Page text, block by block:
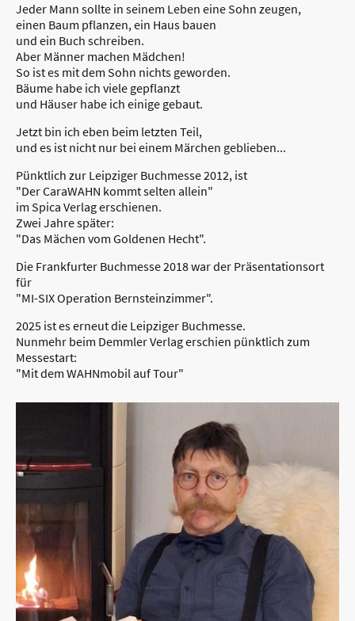
Jeder Mann sollte in seinem Leben eine Sohn zeugen,
einen Baum pflanzen, ein Haus bauen
und ein Buch schreiben.
Aber Männer machen Mädchen!
So ist es mit dem Sohn nichts geworden.
Bäume habe ich viele gepflanzt
und Häuser habe ich einige gebaut.
Jetzt bin ich eben beim letzten Teil,
und es ist nicht nur bei einem Märchen geblieben...
Pünktlich zur Leipziger Buchmesse 2012, ist
"Der CaraWAHN kommt selten allein"
im Spica Verlag erschienen.
Zwei Jahre später:
"Das Mächen vom Goldenen Hecht".
Die Frankfurter Buchmesse 2018 war der Präsentationsort
für
"MI-SIX Operation Bernsteinzimmer".
2025 ist es erneut die Leipziger Buchmesse.
Nunmehr beim Demmler Verlag erschien pünktlich zum
Messestart:
"Mit dem WAHNmobil auf Tour"